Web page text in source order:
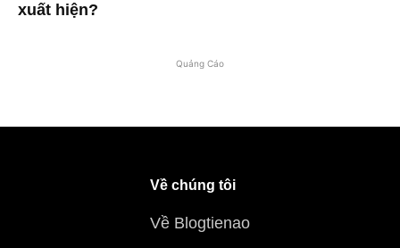
xuất hiện?
Quảng Cáo
Về chúng tôi
Về Blogtienao